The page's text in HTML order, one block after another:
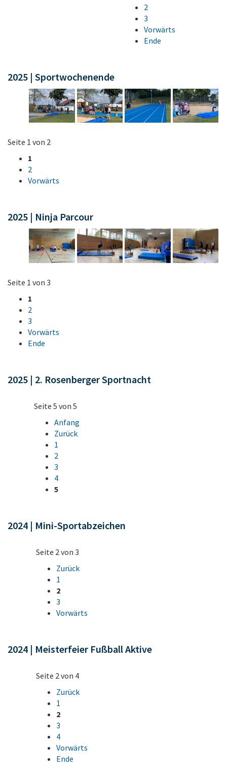
2
3
Vorwärts
Ende
2025 | Sportwochenende
Seite 1 von 2
1
2
Vorwärts
2025 | Ninja Parcour
Seite 1 von 3
1
2
3
Vorwärts
Ende
2025 | 2. Rosenberger Sportnacht
Seite 5 von 5
Anfang
Zurück
1
2
3
4
5
2024 | Mini-Sportabzeichen
Seite 2 von 3
Zurück
1
2
3
Vorwärts
2024 | Meisterfeier Fußball Aktive
Seite 2 von 4
Zurück
1
2
3
4
Vorwärts
Ende